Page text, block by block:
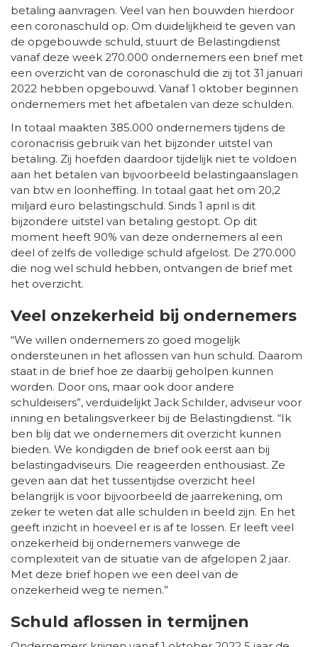
betaling aanvragen. Veel van hen bouwden hierdoor
een coronaschuld op. Om duidelijkheid te geven van
de opgebouwde schuld, stuurt de Belastingdienst
vanaf deze week 270.000 ondernemers een brief met
een overzicht van de coronaschuld die zij tot 31 januari
2022 hebben opgebouwd. Vanaf 1 oktober beginnen
ondernemers met het afbetalen van deze schulden.
In totaal maakten 385.000 ondernemers tijdens de
coronacrisis gebruik van het bijzonder uitstel van
betaling. Zij hoefden daardoor tijdelijk niet te voldoen
aan het betalen van bijvoorbeeld belastingaanslagen
van btw en loonheffing. In totaal gaat het om 20,2
miljard euro belastingschuld. Sinds 1 april is dit
bijzondere uitstel van betaling gestopt. Op dit
moment heeft 90% van deze ondernemers al een
deel of zelfs de volledige schuld afgelost. De 270.000
die nog wel schuld hebben, ontvangen de brief met
het overzicht.
Veel onzekerheid bij ondernemers
“We willen ondernemers zo goed mogelijk
ondersteunen in het aflossen van hun schuld. Daarom
staat in de brief hoe ze daarbij geholpen kunnen
worden. Door ons, maar ook door andere
schuldeisers”, verduidelijkt Jack Schilder, adviseur voor
inning en betalingsverkeer bij de Belastingdienst. “Ik
ben blij dat we ondernemers dit overzicht kunnen
bieden. We kondigden de brief ook eerst aan bij
belastingadviseurs. Die reageerden enthousiast. Ze
geven aan dat het tussentijdse overzicht heel
belangrijk is voor bijvoorbeeld de jaarrekening, om
zeker te weten dat alle schulden in beeld zijn. En het
geeft inzicht in hoeveel er is af te lossen. Er leeft veel
onzekerheid bij ondernemers vanwege de
complexiteit van de situatie van de afgelopen 2 jaar.
Met deze brief hopen we een deel van de
onzekerheid weg te nemen.”
Schuld aflossen in termijnen